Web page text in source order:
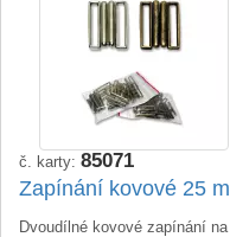
č. karty: 85071
Zapínání kovové 25
Dvoudílné kovové zapínání